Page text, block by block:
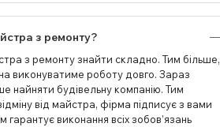
з ремонту?
з ремонту знайти складно. Тим більше,
виконуватиме роботу довго. Зараз
найняти будівельну компанію. Тим
від майстра, фірма підписує з вами
гарантує виконання всіх зобов’язань